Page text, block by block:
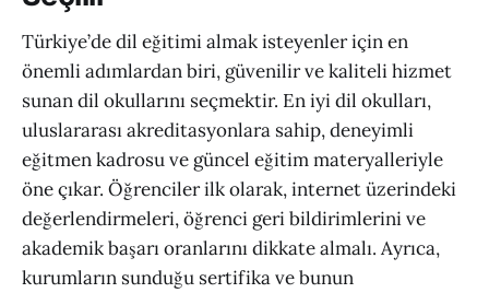
Türkiye’de dil eğitimi almak isteyenler için en
önemli adımlardan biri, güvenilir ve kaliteli hizmet
sunan dil okullarını seçmektir. En iyi dil okulları,
uluslararası akreditasyonlara sahip, deneyimli
eğitmen kadrosu ve güncel eğitim materyalleriyle
öne çıkar. Öğrenciler ilk olarak, internet üzerindeki
değerlendirmeleri, öğrenci geri bildirimlerini ve
akademik başarı oranlarını dikkate almalı. Ayrıca,
kurumların sunduğu sertifika ve bunun